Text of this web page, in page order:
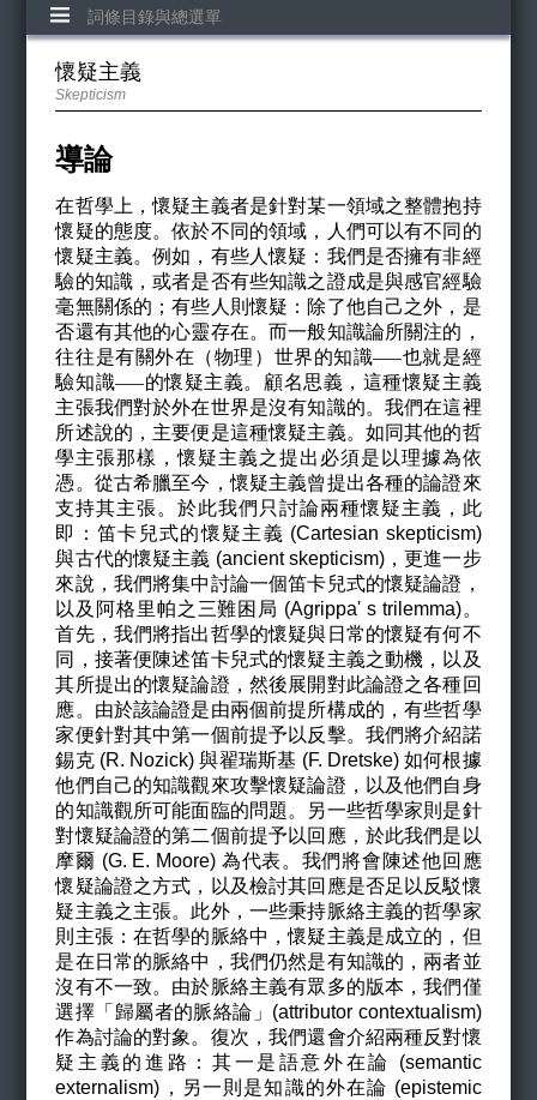
詞條目錄與總選單
懷疑主義
Skepticism
導論
在哲學上，懷疑主義者是針對某一領域之整體抱持
懷疑的態度。依於不同的領域，人們可以有不同的
懷疑主義。例如，有些人懷疑：我們是否擁有非經
驗的知識，或者是否有些知識之證成是與感官經驗
毫無關係的；有些人則懷疑：除了他自己之外，是
否還有其他的心靈存在。而一般知識論所關注的，
往往是有關外在（物理）世界的知識——也就是經
驗知識——的懷疑主義。顧名思義，這種懷疑主義
主張我們對於外在世界是沒有知識的。我們在這裡
所述說的，主要便是這種懷疑主義。如同其他的哲
學主張那樣，懷疑主義之提出必須是以理據為依
憑。從古希臘至今，懷疑主義曾提出各種的論證來
支持其主張。於此我們只討論兩種懷疑主義，此
即：笛卡兒式的懷疑主義 (Cartesian skepticism)
與古代的懷疑主義 (ancient skepticism)，更進一步
來說，我們將集中討論一個笛卡兒式的懷疑論證，
以及阿格里帕之三難困局 (Agrippa' s trilemma)。
首先，我們將指出哲學的懷疑與日常的懷疑有何不
同，接著便陳述笛卡兒式的懷疑主義之動機，以及
其所提出的懷疑論證，然後展開對此論證之各種回
應。由於該論證是由兩個前提所構成的，有些哲學
家便針對其中第一個前提予以反擊。我們將介紹諾
錫克 (R. Nozick) 與翟瑞斯基 (F. Dretske) 如何根據
他們自己的知識觀來攻擊懷疑論證，以及他們自身
的知識觀所可能面臨的問題。另一些哲學家則是針
對懷疑論證的第二個前提予以回應，於此我們是以
摩爾 (G. E. Moore) 為代表。我們將會陳述他回應
懷疑論證之方式，以及檢討其回應是否足以反駁懷
疑主義之主張。此外，一些秉持脈絡主義的哲學家
則主張：在哲學的脈絡中，懷疑主義是成立的，但
是在日常的脈絡中，我們仍然是有知識的，兩者並
沒有不一致。由於脈絡主義有眾多的版本，我們僅
選擇「歸屬者的脈絡論」(attributor contextualism)
作為討論的對象。復次，我們還會介紹兩種反對懷
疑主義的進路：其一是語意外在論 (semantic
externalism)，另一則是知識的外在論 (epistemic